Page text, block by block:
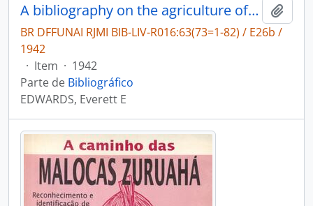
A bibliography on the agriculture of the american indians
BR DFFUNAI RJMI BIB-LIV-R016:63(73=1-82) / E26b /
1942
· Item · 1942
Parte de Bibliográfico
EDWARDS, Everett E